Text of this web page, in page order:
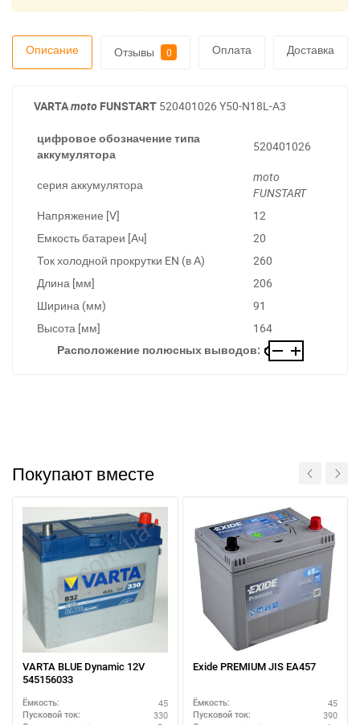
Описание Отзывы 0 Оплата Доставка
VARTAmoto FUNSTART 520401026 Y50-N18L-A3
цифровое обозначение типа
аккумулятора
520401026
серия аккумулятора
moto
FUNSTART
Напряжение [V]
12
Емкость батареи [Ач]
20
Ток холодной прокрутки EN (в А)
260
Длина [мм]
206
Ширина (мм)
91
Высота [мм]
164
Расположение полюсных выводов:
Покупают вместе
VARTA BLUE Dynamic 12V
545156033
Ёмкость: 45
Пусковой ток: 330
Exide PREMIUM JIS EA457
Ёмкость: 45
Пусковой ток: 390
При отсутствии связи - пишите, звоните в Viber /
Telegram (093) 600-51-11
Написать в Viber Написать в Telegram